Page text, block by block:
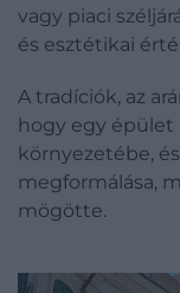
vagy piaci
és esztétikai
A tradíciók, az
hogy egy épület
környezetébe,
megformálása,
mögötte.